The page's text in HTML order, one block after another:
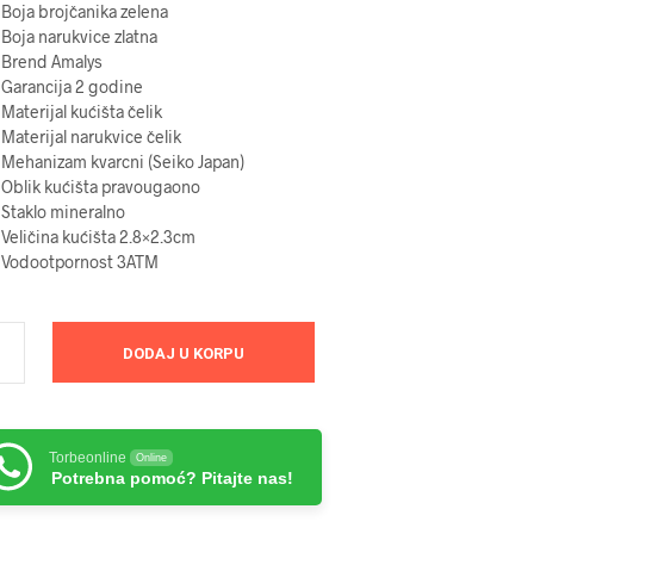
Boja brojčanikazelena
Boja narukvice zlatna
Brend Amalys
Garancija2 godine
Materijal kućištačelik
Materijal narukvice čelik
Mehanizam kvarcni (Seiko Japan)
Oblik kućištapravougaono
Staklo mineralno
Veličina kućišta2.8×2.3cm
Vodootpornost3ATM
DODAJ U KORPU
Torbeonline Online
Potrebna pomoć? Pitajte nas!